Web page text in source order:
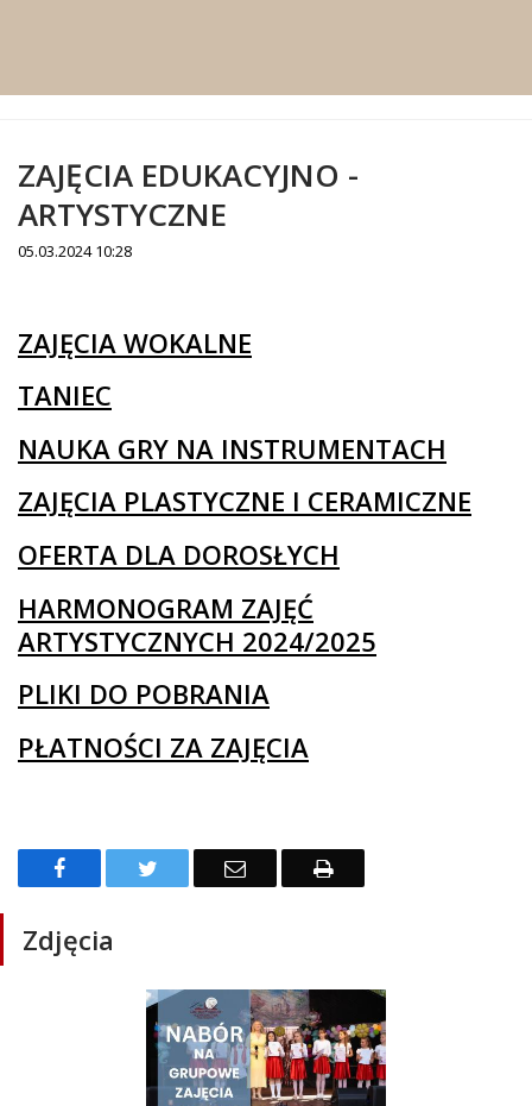
ZAJĘCIA EDUKACYJNO -
ARTYSTYCZNE
05.03.2024 10:28
ZAJĘCIA WOKALNE
TANIEC
NAUKA GRY NA INSTRUMENTACH
ZAJĘCIA PLASTYCZNE I CERAMICZNE
OFERTA DLA DOROSŁYCH
HARMONOGRAM ZAJĘĆ
ARTYSTYCZNYCH 2024/2025
PLIKI DO POBRANIA
PŁATNOŚCI ZA ZAJĘCIA
FacebookTwitter Email Drukuj
Zdjęcia